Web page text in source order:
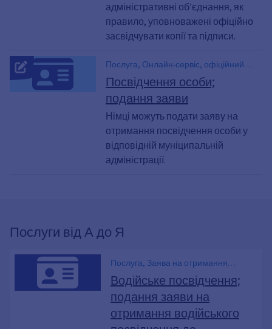
адресою проживання, відповідний
орган реєстрації, прибуття, Зміна місця
проживання, Зміна адреси, Змінити
адресу, Місце проживання
адміністративні об’єднання, як
правило, уповноважені офіційно
засвідчувати копії та підписи.
Послуга, Онлайн-сервіс, офіційний
документ, що посвідчує особу,
Посвідчення особи, Посвідчення
особи, офіційний документ, що
посвідчує особу, тимчасове
посвідчення особи, замінник паспорта,
підтверджувати, Ідентифікація,
Ідентифікаційна картка, PA, Заміна
паспорта, Посвідчення особи /
Отримати документи про особу,
Посвідчення особи;
подання заяви
Німці можуть подати заяву на
отримання посвідчення особи у
відповідній муніципальній
адміністрації.
Послуги від А до Я
Послуга, Заява на отримання
водійського посвідчення
Водійське посвідчення;
подання заяви на
отримання водійського